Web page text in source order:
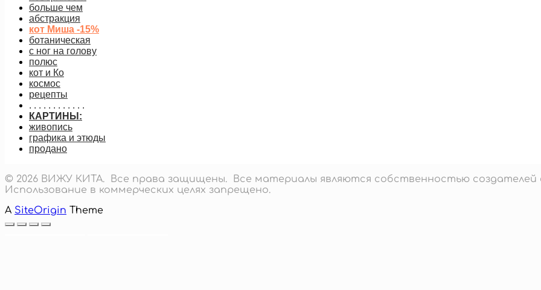
больше чем
абстракция
кот Миша -15%
ботаническая
с ног на голову
полюс
кот и Ко
космос
рецепты
. . . . . . . . . . . .
КАРТИНЫ:
живопись
графика и этюды
продано
© 2026 ВИЖУ КИТА. Все права защищены. Все материалы являются собственностью создателей
Использование в коммерческих целях запрещено.
A SiteOrigin Theme